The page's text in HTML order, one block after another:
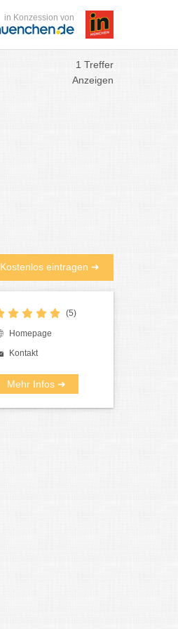
in Konzession von
1 Treffer
Anzeigen
Kostenlos eintragen ➜
(5)
Homepage
Kontakt
Mehr Infos ➜